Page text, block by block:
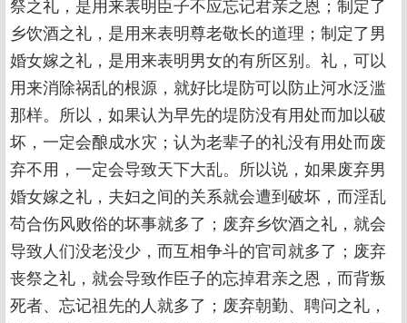
祭之礼，是用来表明臣子不应忘记君亲之恩；制定了
乡饮酒之礼，是用来表明尊老敬长的道理；制定了男
婚女嫁之礼，是用来表明男女的有所区别。礼，可以
用来消除祸乱的根源，就好比堤防可以防止河水泛滥
那样。所以，如果认为早先的堤防没有用处而加以破
坏，一定会酿成水灾；认为老辈子的礼没有用处而废
弃不用，一定会导致天下大乱。所以说，如果废弃男
婚女嫁之礼，夫妇之间的关系就会遭到破坏，而淫乱
苟合伤风败俗的坏事就多了；废弃乡饮酒之礼，就会
导致人们没老没少，而互相争斗的官司就多了；废弃
丧祭之礼，就会导致作臣子的忘掉君亲之恩，而背叛
死者、忘记祖先的人就多了；废弃朝勤、聘问之礼，